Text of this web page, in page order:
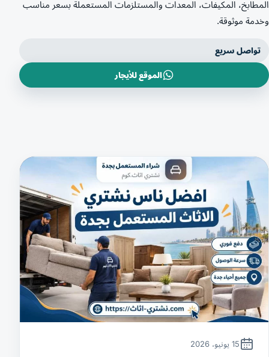
المطابخ، المكيفات، المعدات والمستلزمات المستعملة بسعر مناسب
وخدمة موثوقة.
تواصل سريع
الموقع للأيجار
15 يونيو، 2026